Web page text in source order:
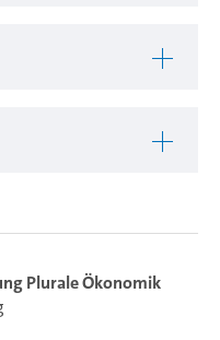
Plurale Ökonomik